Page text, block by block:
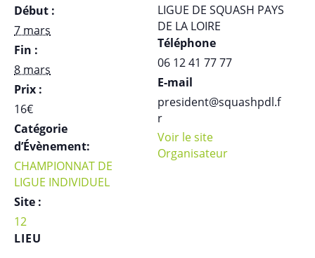
Début :
7 mars
Fin :
8 mars
Prix :
16€
Catégorie
d’Évènement:
CHAMPIONNAT DE
LIGUE INDIVIDUEL
Site :
12
LIEU
LIGUE DE SQUASH PAYS
DE LA LOIRE
Téléphone
06 12 41 77 77
E-mail
president@squashpdl.f
r
Voir le site
Organisateur